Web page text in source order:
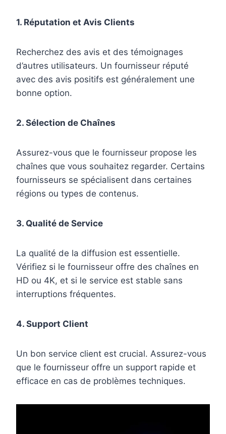
1. Réputation et Avis Clients
Recherchez des avis et des témoignages
d’autres utilisateurs. Un fournisseur réputé
avec des avis positifs est généralement une
bonne option.
2. Sélection de Chaînes
Assurez-vous que le fournisseur propose les
chaînes que vous souhaitez regarder. Certains
fournisseurs se spécialisent dans certaines
régions ou types de contenus.
3. Qualité de Service
La qualité de la diffusion est essentielle.
Vérifiez si le fournisseur offre des chaînes en
HD ou 4K, et si le service est stable sans
interruptions fréquentes.
4. Support Client
Un bon service client est crucial. Assurez-vous
que le fournisseur offre un support rapide et
efficace en cas de problèmes techniques.